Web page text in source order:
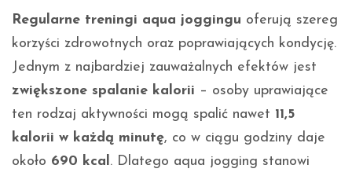
Regularne treningi aqua joggingu oferują szereg
korzyści zdrowotnych oraz poprawiających kondycję.
Jednym z najbardziej zauważalnych efektów jest
zwiększone spalanie kalorii – osoby uprawiające
ten rodzaj aktywności mogą spalić nawet 11,5
kalorii w każdą minutę, co w ciągu godziny daje
około 690 kcal. Dlatego aqua jogging stanowi